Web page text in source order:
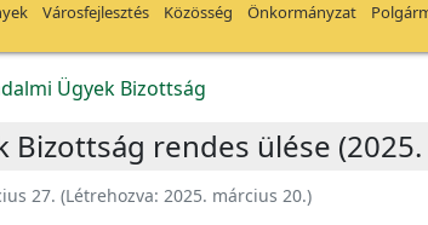
Városfejlesztés Közösség Önkormányzat
Ügyek Bizottság
Bizottság rendes ülése
27. (Létrehozva: 2025. március 20.)